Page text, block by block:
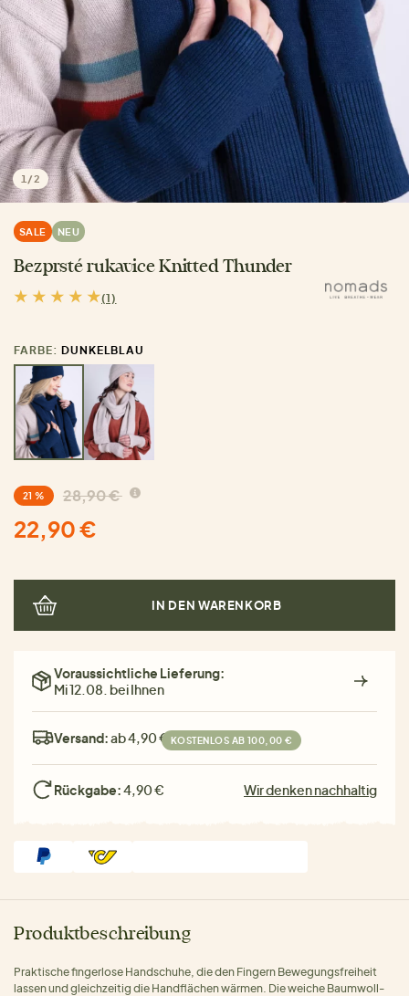
1 /2
SALE NEU
Bezprsté rukavice Knitted Thunder
(1)
FARBE: DUNKELBLAU
21 % 28,90 €
22,90 €
IN DEN WARENKORB
Voraussichtliche Lieferung:
Mi 12.08. bei Ihnen
Versand:ab 4,90 € KOSTENLOS AB 100,00 €
Rückgabe:4,90 € Wir denken nachhaltig
Produktbeschreibung
Praktische fingerlose Handschuhe, die den Fingern Bewegungsfreiheit
lassen und gleichzeitig die Handflächen wärmen. Die weiche Baumwoll-